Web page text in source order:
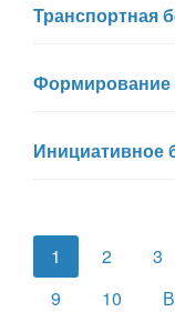
Транспортная
Формирование
Инициативное
1 2 3
9
10